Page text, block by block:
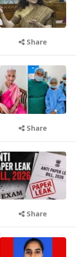
Share
Share
Share